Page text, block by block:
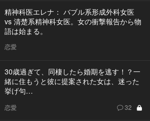
精神科医エレナ： バブル系形成外科女医
vs 清楚系精神科女医。女の衝撃報告から物
語は始まる。
恋愛
30歳過ぎて、同棲したら婚期を逃す！？一
緒に住もうと彼に提案された女は、迷った
挙げ句…
恋愛 32